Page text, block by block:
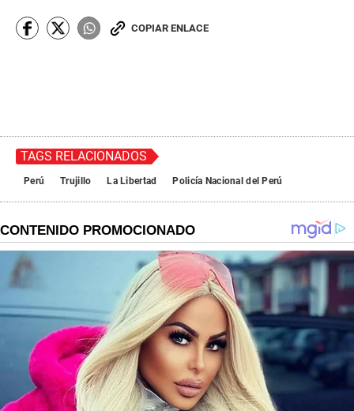
COPIAR ENLACE
TAGS RELACIONADOS
Perú Trujillo La Libertad Policía Nacional del Perú